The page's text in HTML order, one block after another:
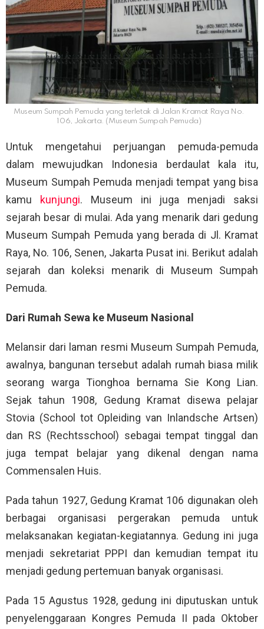
Museum Sumpah Pemuda yang terletak di Jalan Kramat Raya No.
106, Jakarta. (Museum Sumpah Pemuda)
Untuk mengetahui perjuangan pemuda-pemuda
dalam mewujudkan Indonesia berdaulat kala itu,
Museum Sumpah Pemuda menjadi tempat yang bisa
kamu
kunjungi. Museum ini juga menjadi saksi
sejarah besar di mulai. Ada yang menarik dari gedung
Museum Sumpah Pemuda yang berada di Jl. Kramat
Raya, No. 106, Senen, Jakarta Pusat ini. Berikut adalah
sejarah dan koleksi menarik di Museum Sumpah
Pemuda.
Dari Rumah Sewa ke Museum Nasional
Melansir dari laman resmi Museum Sumpah Pemuda,
awalnya, bangunan tersebut adalah rumah biasa milik
seorang warga Tionghoa bernama Sie Kong Lian.
Sejak tahun 1908, Gedung Kramat disewa pelajar
Stovia (School tot Opleiding van Inlandsche Artsen)
dan RS (Rechtsschool) sebagai tempat tinggal dan
juga tempat belajar yang dikenal dengan nama
Commensalen Huis.
Pada tahun 1927, Gedung Kramat 106 digunakan oleh
berbagai organisasi pergerakan pemuda untuk
melaksanakan kegiatan-kegiatannya. Gedung ini juga
menjadi sekretariat PPPI dan kemudian tempat itu
menjadi gedung pertemuan banyak organisasi.
Pada 15 Agustus 1928, gedung ini diputuskan untuk
penyelenggaraan Kongres Pemuda II pada Oktober